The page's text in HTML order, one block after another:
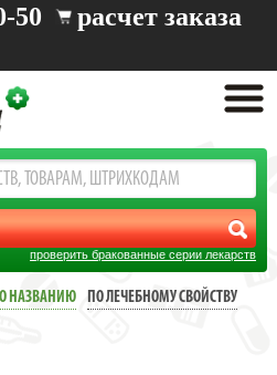
50 расчет заказа
проверить бракованные серии лекарств
НАЗВАНИЮ
ПО ЛЕЧЕБНОМУ СВОЙСТВУ